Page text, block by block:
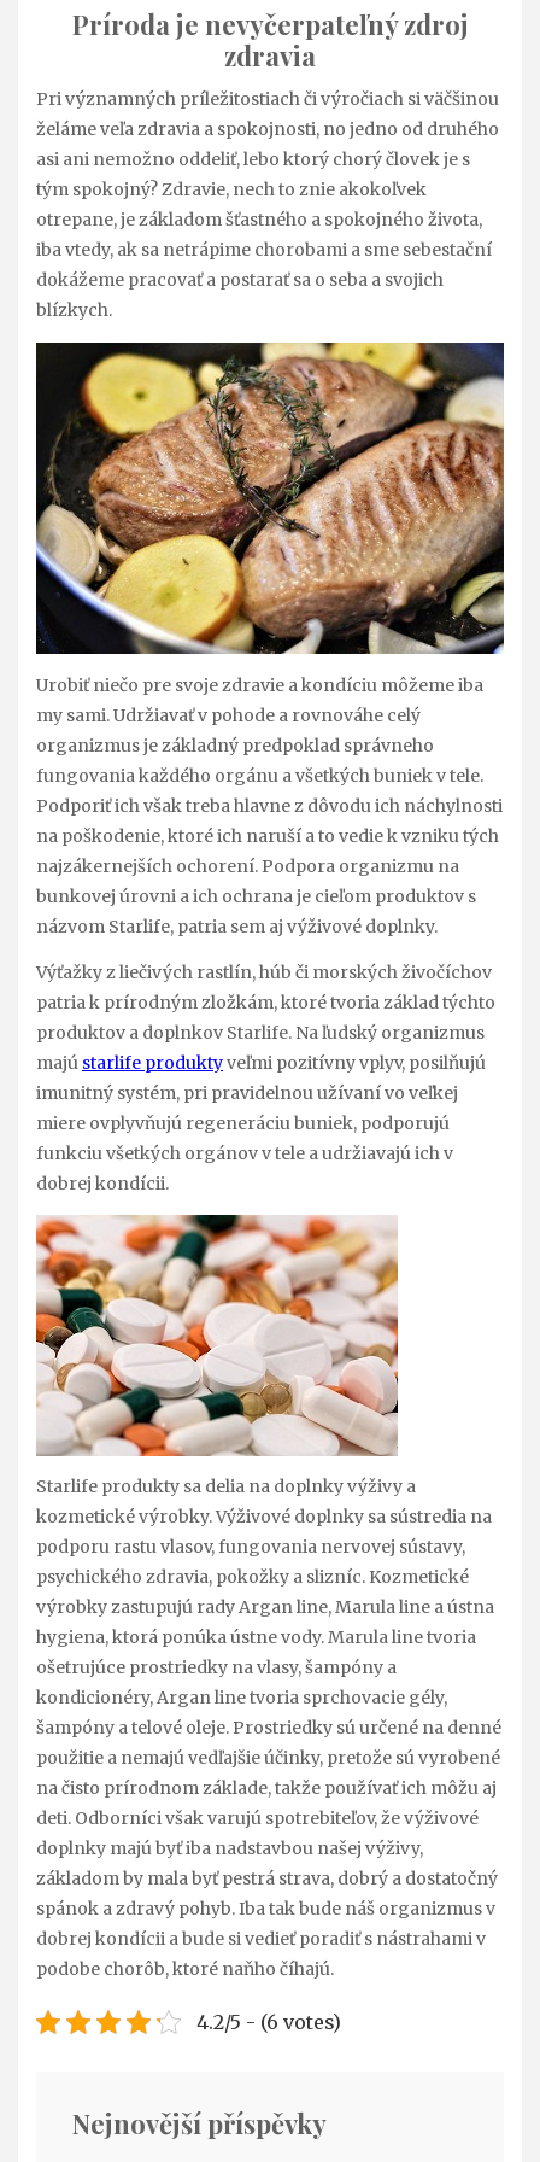
Príroda je nevyčerpateľný zdroj
zdravia
Pri významných príležitostiach či výročiach si väčšinou
želáme veľa zdravia a spokojnosti, no jedno od druhého
asi ani nemožno oddeliť, lebo ktorý chorý človek je s
tým spokojný? Zdravie, nech to znie akokoľvek
otrepane, je základom šťastného a spokojného života,
iba vtedy, ak sa netrápime chorobami a sme sebestační
dokážeme pracovať a postarať sa o seba a svojich
blízkych.
Urobiť niečo pre svoje zdravie a kondíciu môžeme iba
my sami. Udržiavať v pohode a rovnováhe celý
organizmus je základný predpoklad správneho
fungovania každého orgánu a všetkých buniek v tele.
Podporiť ich však treba hlavne z dôvodu ich náchylnosti
na poškodenie, ktoré ich naruší a to vedie k vzniku tých
najzákernejších ochorení. Podpora organizmu na
bunkovej úrovni a ich ochrana je cieľom produktov s
názvom Starlife, patria sem aj výživové doplnky.
Výťažky z liečivých rastlín, húb či morských živočíchov
patria k prírodným zložkám, ktoré tvoria základ týchto
produktov a doplnkov Starlife. Na ľudský organizmus
majú starlife produktyveľmi pozitívny vplyv, posilňujú
imunitný systém, pri pravidelnou užívaní vo veľkej
miere ovplyvňujú regeneráciu buniek, podporujú
funkciu všetkých orgánov v tele a udržiavajú ich v
dobrej kondícii.
Starlife produkty sa delia na doplnky výživy a
kozmetické výrobky. Výživové doplnky sa sústredia na
podporu rastu vlasov, fungovania nervovej sústavy,
psychického zdravia, pokožky a slizníc. Kozmetické
výrobky zastupujú rady Argan line, Marula line a ústna
hygiena, ktorá ponúka ústne vody. Marula line tvoria
ošetrujúce prostriedky na vlasy, šampóny a
kondicionéry, Argan line tvoria sprchovacie gély,
šampóny a telové oleje. Prostriedky sú určené na denné
použitie a nemajú vedľajšie účinky, pretože sú vyrobené
na čisto prírodnom základe, takže používať ich môžu aj
deti. Odborníci však varujú spotrebiteľov, že výživové
doplnky majú byť iba nadstavbou našej výživy,
základom by mala byť pestrá strava, dobrý a dostatočný
spánok a zdravý pohyb. Iba tak bude náš organizmus v
dobrej kondícii a bude si vedieť poradiť s nástrahami v
podobe chorôb, ktoré naňho číhajú.
4.2/5 - (6 votes)
Nejnovější příspěvky